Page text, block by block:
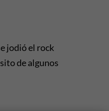
jodió el rock
de algunos